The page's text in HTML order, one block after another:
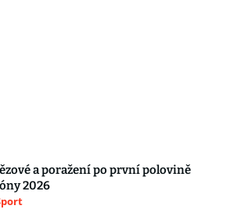
a poražení po první polovině
2026